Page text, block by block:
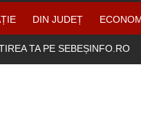
DIN JUDEȚ
TA PE SEBEȘINFO.RO